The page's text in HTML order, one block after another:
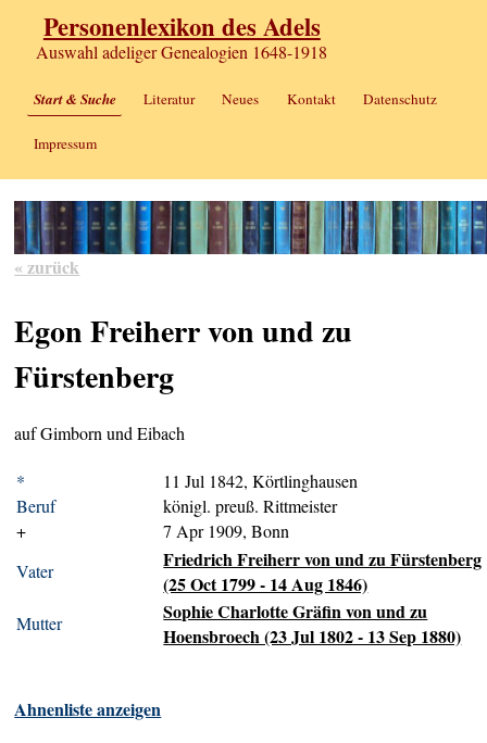
Personenlexikon des Adels
Auswahl adeliger Genealogien 1648-1918
Start & Suche Literatur Neues Kontakt Datenschutz
Impressum
« zurück
Egon Freiherr von und zu
Fürstenberg
auf Gimborn und Eibach
*
11 Jul 1842, Körtlinghausen
Beruf
königl. preuß. Rittmeister
+
7 Apr 1909, Bonn
Vater
Friedrich Freiherr von und zu Fürstenberg
(25 Oct 1799 - 14 Aug 1846)
Mutter
Sophie Charlotte Gräfin von und zu
Hoensbroech (23 Jul 1802 - 13 Sep 1880)
Ahnenliste anzeigen